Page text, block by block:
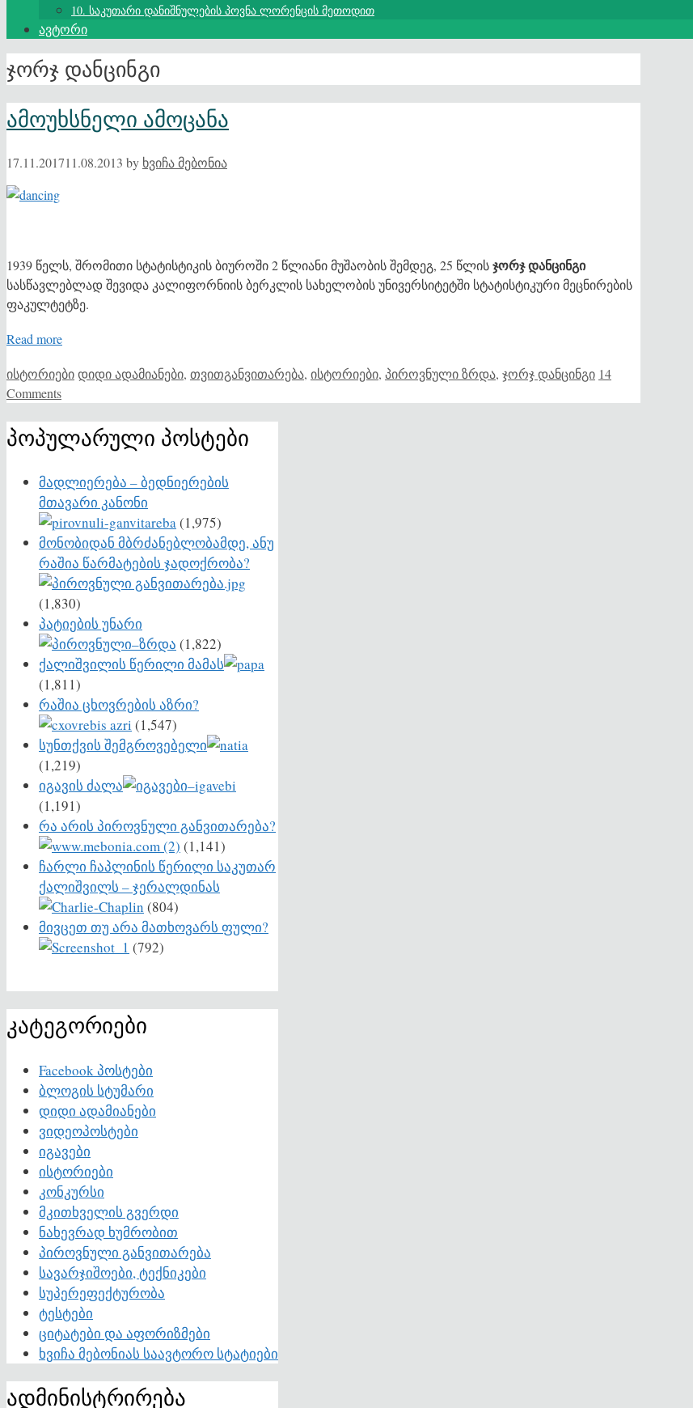
10. საკუთარი დანიშნულების პოვნა ლორენცის მეთოდით
ავტორი
ჯორჯ დანცინგი
ამოუხსნელი ამოცანა
17.11.201711.08.2013 by ხვიჩა მებონია
1939 წელს, შრომითი სტატისტიკის ბიუროში 2 წლიანი მუშაობის შემდეგ, 25 წლისჯორჯ დანცინგი
სასწავლებლად შევიდა კალიფორნიის ბერკლის სახელობის უნივერსიტეტში სტატისტიკური მეცნირების
ფაკულტეტზე.
Read more
Categories
ისტორიებიTags
დიდი ადამიანები, თვითგანვითარება, ისტორიები, პიროვნული ზრდა, ჯორჯ დანცინგი 14
Comments
პოპულარული პოსტები
მადლიერება – ბედნიერების
მთავარი კანონი
(1,975)
მონობიდან მბრძანებლობამდე, ანუ
რაშია წარმატების ჯადოქრობა?
(1,830)
პატიების უნარი
(1,822)
ქალიშვილის წერილი მამას
(1,811)
რაშია ცხოვრების აზრი?
(1,547)
სუნთქვის შემგროვებელი
(1,219)
იგავის ძალა
(1,191)
რა არის პიროვნული განვითარება?
(1,141)
ჩარლი ჩაპლინის წერილი საკუთარ
ქალიშვილს – ჯერალდინას
(804)
მივცეთ თუ არა მათხოვარს ფული?
(792)
კატეგორიები
Facebook პოსტები
ბლოგის სტუმარი
დიდი ადამიანები
ვიდეოპოსტები
იგავები
ისტორიები
კონკურსი
მკითხველის გვერდი
ნახევრად ხუმრობით
პიროვნული განვითარება
სავარჯიშოები, ტექნიკები
სუპერეფექტურობა
ტესტები
ციტატები და აფორიზმები
ხვიჩა მებონიას საავტორო სტატიები
ადმინისტრირება